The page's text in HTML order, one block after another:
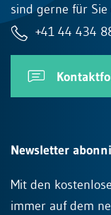
sind gerne für Sie
+41 44 434
Newsletter
Mit den
immer auf dem